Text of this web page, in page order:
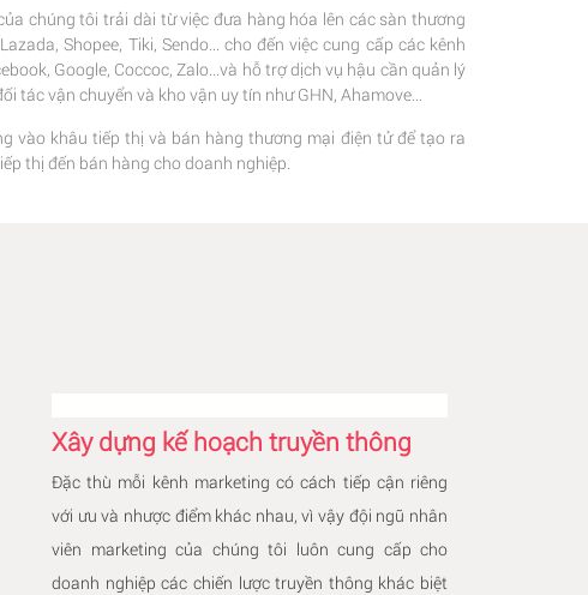
chúng tôi trải dài từ việc đưa hàng hóa lên các sàn thương
Shopee, Tiki, Sendo... cho đến việc cung cấp các kênh
Google, Coccoc, Zalo...và hỗ trợ dịch vụ hậu cần quản lý
tác vận chuyển và kho vận uy tín như GHN, Ahamove...
vào khâu tiếp thị và bán hàng thương mại điện tử để tạo ra
thị đến bán hàng cho doanh nghiệp.
Xây dựng kế hoạch truyền thông
Đặc thù mỗi kênh marketing có cách tiếp cận riêng
với ưu và nhược điểm khác nhau, vì vậy đội ngũ nhân
viên marketing của chúng tôi luôn cung cấp cho
doanh nghiệp các chiến lược truyền thông khác biệt